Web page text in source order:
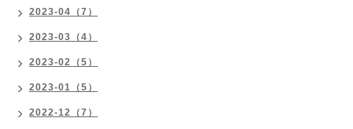
2023-04（7）
2023-03（4）
2023-02（5）
2023-01（5）
2022-12（7）